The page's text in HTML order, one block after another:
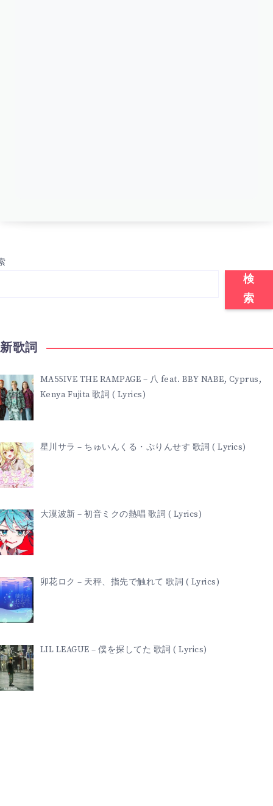
検
索
歌詞
MA55IVE THE RAMPAGE – 八 feat. BBY NABE, Cyprus,
Kenya Fujita 歌詞 ( Lyrics)
星川サラ – ちゅいんくる・ぷりんせす 歌詞 ( Lyrics)
大漠波新 – 初音ミクの熱唱 歌詞 ( Lyrics)
卯花ロク – 天秤、指先で触れて 歌詞 ( Lyrics)
LIL LEAGUE – 僕を探してた 歌詞 ( Lyrics)